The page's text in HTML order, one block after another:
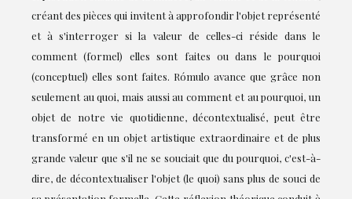
créant des pièces qui invitent à approfondir l'objet représenté
et à s'interroger si la valeur de celles-ci réside dans le
comment (formel) elles sont faites ou dans le pourquoi
(conceptuel) elles sont faites. Rómulo avance que grâce non
seulement au quoi, mais aussi au comment et au pourquoi, un
objet de notre vie quotidienne, décontextualisé, peut être
transformé en un objet artistique extraordinaire et de plus
grande valeur que s'il ne se souciait que du pourquoi, c'est-à-
dire, de décontextualiser l'objet (le quoi) sans plus de souci de